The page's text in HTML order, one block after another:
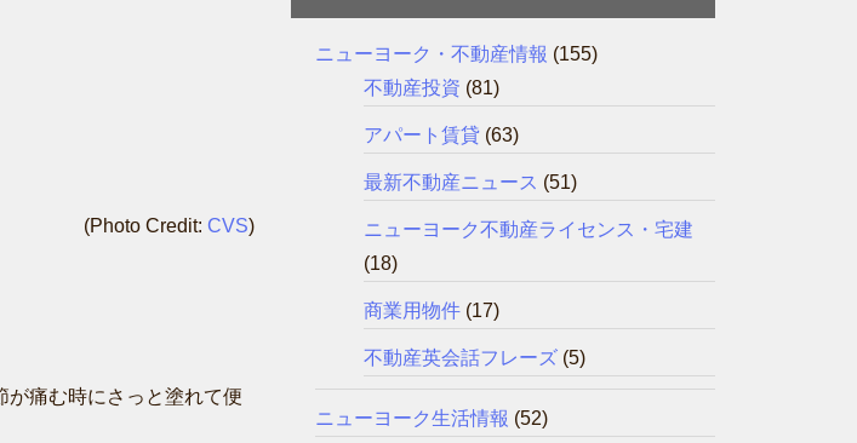
(Photo Credit: CVS)
が痛む時にさっと塗れて便
ニューヨーク・不動産情報 (155)
不動産投資 (81)
アパート賃貸 (63)
最新不動産ニュース (51)
ニューヨーク不動産ライセンス・宅建
(18)
商業用物件 (17)
不動産英会話フレーズ (5)
ニューヨーク生活情報 (52)